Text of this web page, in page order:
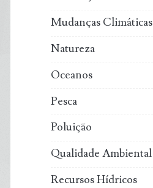
Mudanças Climáticas
Natureza
Oceanos
Pesca
Poluição
Qualidade Ambiental
Recursos Hídricos